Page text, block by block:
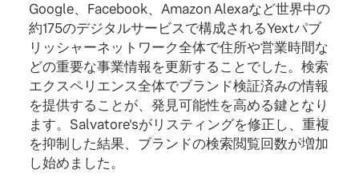
Google、Facebook、Amazon Alexaなど世界中の
約175のデジタルサービスで構成されるYextパブ
リッシャーネットワーク全体で住所や営業時間な
どの重要な事業情報を更新することでした。検索
エクスペリエンス全体でブランド検証済みの情報
を提供することが、発見可能性を高める鍵となり
ます。Salvatore'sがリスティングを修正し、重複
を抑制した結果、ブランドの検索閲覧回数が増加
し始めました。